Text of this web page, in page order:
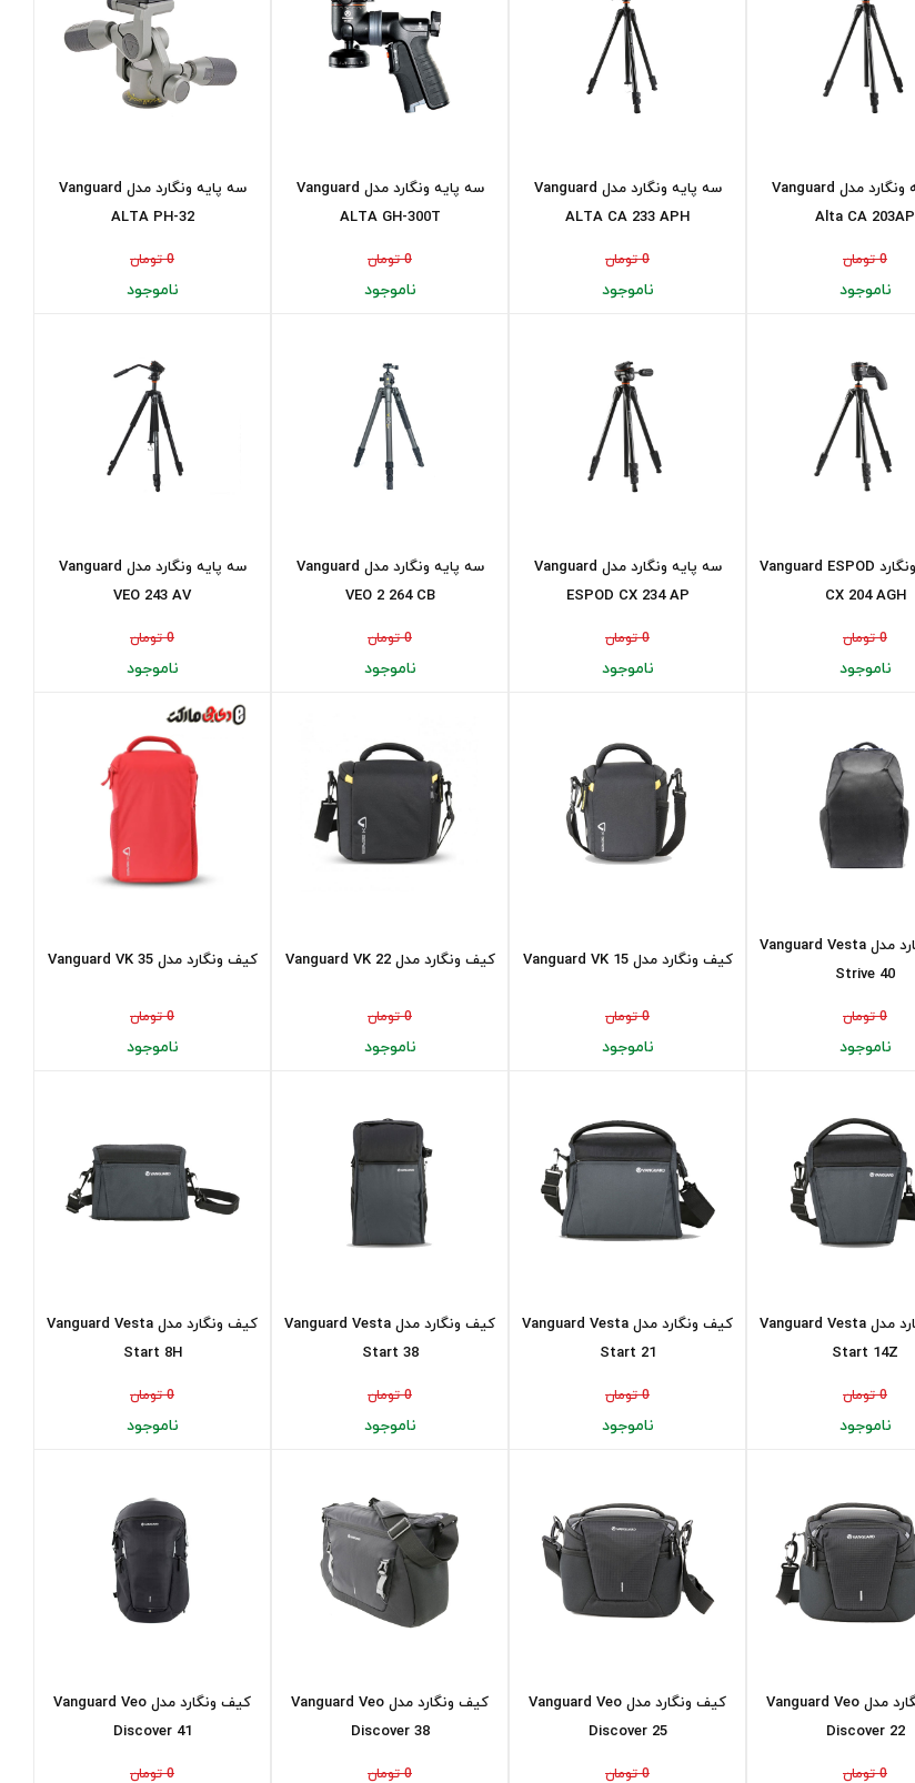
سه پایه ونگارد مدل Vanguard
ALTA PH-32
0 تومان
ناموجود
سه پایه ونگارد مدل Vanguard
ALTA GH-300T
0 تومان
ناموجود
سه پایه ونگارد مدل Vanguard
ALTA CA 233 APH
0 تومان
ناموجود
سه پایه ونگارد مدل Vanguard
Alta CA 203AP
0 تومان
ناموجود
سه پایه ونگارد مدل Vanguard
VEO 243 AV
0 تومان
ناموجود
سه پایه ونگارد مدل Vanguard
VEO 2 264 CB
0 تومان
ناموجود
سه پایه ونگارد مدل Vanguard
ESPOD CX 234 AP
0 تومان
ناموجود
سه پایه ونگارد Vanguard ESPOD
CX 204 AGH
0 تومان
ناموجود
کیف ونگارد مدل Vanguard VK 35
0 تومان
ناموجود
کیف ونگارد مدل Vanguard VK 22
0 تومان
ناموجود
کیف ونگارد مدل Vanguard VK 15
0 تومان
ناموجود
کیف ونگارد مدل Vanguard Vesta
Strive 40
0 تومان
ناموجود
کیف ونگارد مدل Vanguard Vesta
Start 8H
0 تومان
ناموجود
کیف ونگارد مدل Vanguard Vesta
Start 38
0 تومان
ناموجود
کیف ونگارد مدل Vanguard Vesta
Start 21
0 تومان
ناموجود
کیف ونگارد مدل Vanguard Vesta
Start 14Z
0 تومان
ناموجود
کیف ونگارد مدل Vanguard Veo
Discover 41
0 تومان
کیف ونگارد مدل Vanguard Veo
Discover 38
0 تومان
کیف ونگارد مدل Vanguard Veo
Discover 25
0 تومان
کیف ونگارد مدل Vanguard Veo
Discover 22
0 تومان